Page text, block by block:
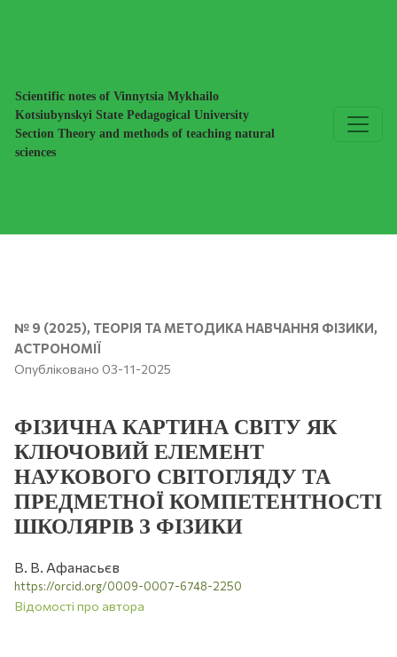
Scientific notes of Vinnytsia Mykhailo
Kotsiubynskyi State Pedagogical University
Section Theory and methods of teaching natural
sciences
№ 9 (2025), ТЕОРІЯ ТА МЕТОДИКА НАВЧАННЯ ФІЗИКИ,
АСТРОНОМІЇ
ФІЗИЧНА КАРТИНА СВІТУ ЯК
КЛЮЧОВИЙ ЕЛЕМЕНТ
НАУКОВОГО СВІТОГЛЯДУ ТА
ПРЕДМЕТНОЇ КОМПЕТЕНТНОСТІ
ШКОЛЯРІВ З ФІЗИКИ
Опубліковано 03-11-2025
В. В. Афанасьєв
https://orcid.org/0009-0007-6748-2250
Відомості про автора